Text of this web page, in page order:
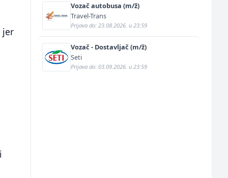
jer
Vozač autobusa (m/ž)
Travel-Trans
Prijava do: 23.08.2026. u 23:59
Vozač - Dostavljač (m/ž)
Seti
Prijava do: 03.09.2026. u 23:59